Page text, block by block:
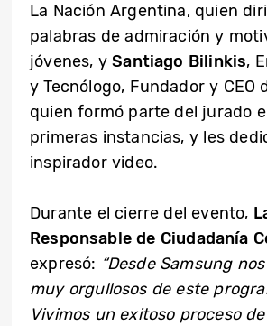
La Nación Argentina, quien
palabras de admiración y
jóvenes, ySantiago Bilinkis,
y Tecnólogo, Fundador y CEO
quien formó parte del jurado
primeras instancias, y les
inspirador video.
Durante el cierre del evento,
Responsable de Ciudadanía
expresó: “Desde Samsung
muy orgullosos de este
Vivimos un exitoso proceso de